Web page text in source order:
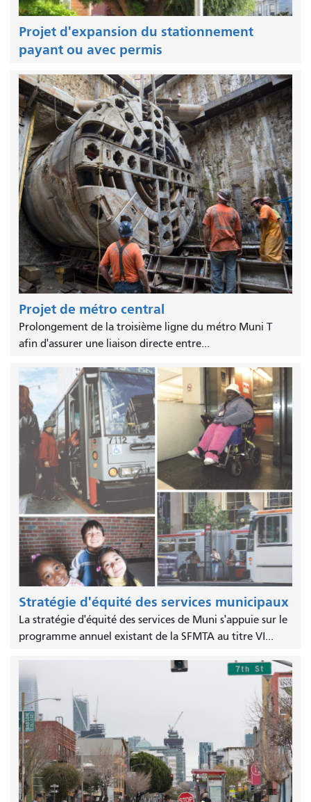
Projet d'expansion du stationnement
payant ou avec permis
Projet de métro central
Prolongement de la troisième ligne du métro Muni T
afin d'assurer une liaison directe entre...
Stratégie d'équité des services municipaux
La stratégie d'équité des services de Muni s'appuie sur le
programme annuel existant de la SFMTA au titre VI...